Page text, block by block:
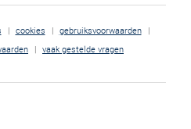
| cookies | gebruiksvoorwaarden
|
| vaak gestelde vragen